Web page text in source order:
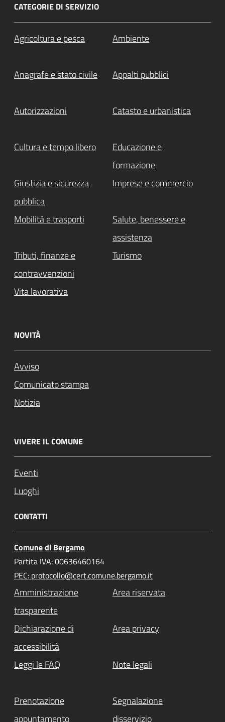
CATEGORIE DI SERVIZIO
Agricoltura e pesca Ambiente
Anagrafe e stato civile Appalti pubblici
Autorizzazioni Catasto e urbanistica
Cultura e tempo libero
Educazione e
formazione
Giustizia e sicurezza
pubblica
Imprese e commercio
Mobilità e trasporti
Salute, benessere e
assistenza
Tributi, finanze e
contravvenzioni
Turismo
Vita lavorativa
NOVITÀ
Avviso
Comunicato stampa
Notizia
VIVERE IL COMUNE
Eventi
Luoghi
CONTATTI
Comune di Bergamo
Partita IVA: 00636460164
PEC: protocollo@cert.comune.bergamo.it
Amministrazione
trasparente
Area riservata
Dichiarazione di
accessibilità
Area privacy
Leggi le FAQ Note legali
Prenotazione
appuntamento
Segnalazione
disservizio